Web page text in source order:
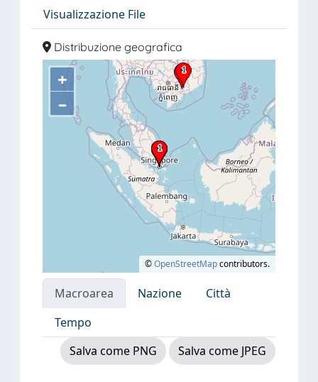
Visualizzazione File
Distribuzione geografica
+
–
©OpenStreetMapcontributors.
Macroarea Nazione
Città
Tempo
Salva come PNG
Salva come JPEG